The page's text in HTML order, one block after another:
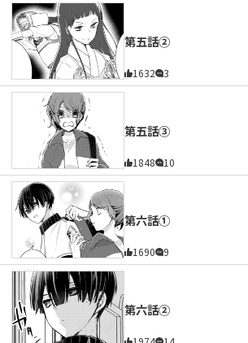
第五話②
1632 3
第五話③
1848 10
第六話①
1690 9
第六話②